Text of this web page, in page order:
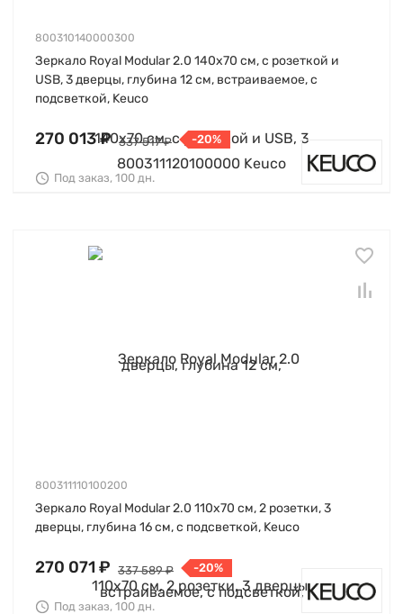
800310140000300
Зеркало Royal Modular 2.0 140х70 см, с розеткой и
USB, 3 дверцы, глубина 12 см, встраиваемое, с
подсветкой, Keuco
270 013 ₽ 337 517 ₽ -20%
Под заказ, 100 дн.
800311110100200
Зеркало Royal Modular 2.0 110х70 см, 2 розетки, 3
дверцы, глубина 16 см, с подсветкой, Keuco
270 071 ₽ 337 589 ₽ -20%
Под заказ, 100 дн.